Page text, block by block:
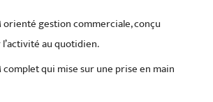
orienté gestion commerciale, conçu
au quotidien.
complet qui mise sur une prise en main